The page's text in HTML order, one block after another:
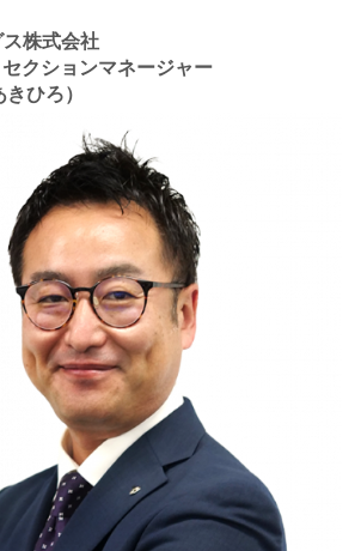
株式会社
クションマネージャー
ひろ）